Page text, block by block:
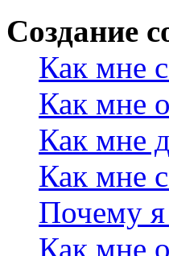
Создание
Как мне
Как мне
Как мне
Как мне
Почему я
Как мне